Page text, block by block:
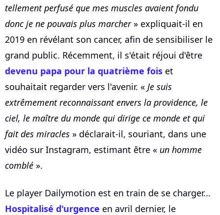
tellement perfusé que mes muscles avaient fondu
donc je ne pouvais plus marcher» expliquait-il en
2019 en révélant son cancer, afin de sensibiliser le
grand public. Récemment, il s'était réjoui d'être
devenu papa pour la quatrième fois et
souhaitait regarder vers l'avenir. « Je suis
extrêmement reconnaissant envers la providence, le
ciel, le maître du monde qui dirige ce monde et qui
fait des miracles » déclarait-il, souriant, dans une
vidéo sur Instagram, estimant être « un homme
comblé ».
Le player Dailymotion est en train de se charger...
Hospitalisé d'urgence en avril dernier, le